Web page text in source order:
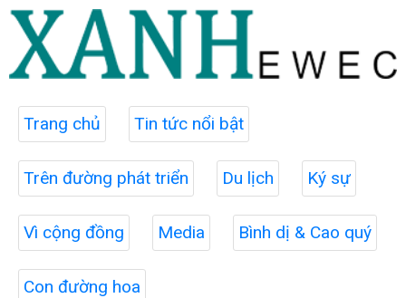
Trang chủ Tin tức nổi bật
Trên đường phát triển Du lịch Ký sự
Vì cộng đồng Media Bình dị & Cao quý
Con đường hoa